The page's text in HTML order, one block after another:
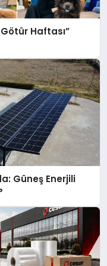
Haftası”
Güneş Enerjili